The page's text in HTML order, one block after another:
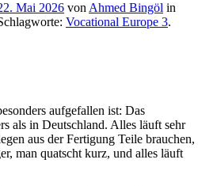
Mai 2026 von Ahmed Bingöl in
Vocational Europe 3.
aufgefallen ist: Das
als in Deutschland. Alles läuft sehr
aus der Fertigung Teile brauchen,
man quatscht kurz, und alles läuft